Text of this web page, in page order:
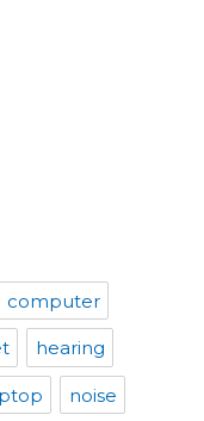
computer
hearing
noise